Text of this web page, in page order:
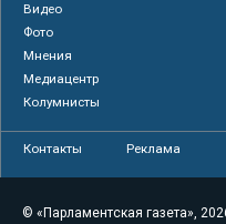
Видео
Фото
Мнения
Медиацентр
Колумнисты
Контакты Реклама
© «Парламентская газета»,